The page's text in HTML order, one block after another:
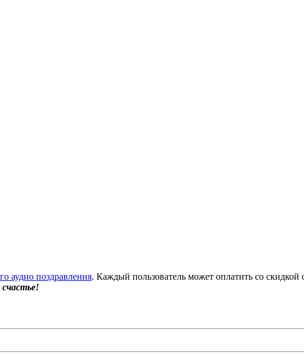
аудио поздравления. Каждый пользователь может оплатить со скидкой